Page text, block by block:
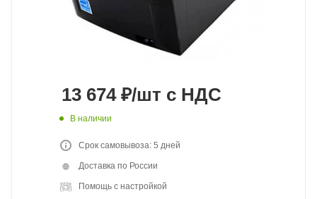
13 674₽/шт с НДС
В наличии
Срок самовывоза: 5 дней
Доставка по России
Помощь с настройкой